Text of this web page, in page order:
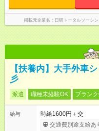
掲載元企業名 日研トータルソーシ
【扶養内】大手外車
彡
派遣 職種未経験OK ブラン
給与
時給1600円＋交
交通費別途支給あ